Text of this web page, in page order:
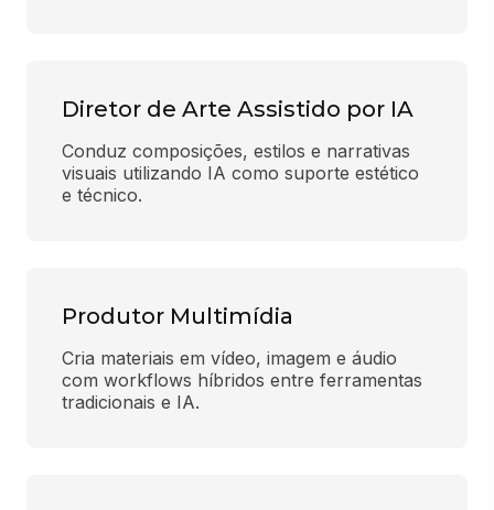
Diretor de Arte Assistido por IA
Conduz composições, estilos e narrativas
visuais utilizando IA como suporte estético
e técnico.
Produtor Multimídia
Cria materiais em vídeo, imagem e áudio
com workflows híbridos entre ferramentas
tradicionais e IA.